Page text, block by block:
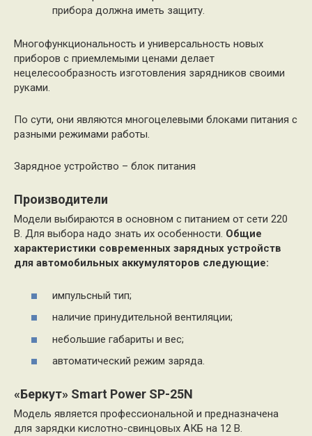
прибора должна иметь защиту.
Многофункциональность и универсальность новых
приборов с приемлемыми ценами делает
нецелесообразность изготовления зарядников своими
руками.
По сути, они являются многоцелевыми блоками питания с
разными режимами работы.
Зарядное устройство – блок питания
Производители
Модели выбираются в основном с питанием от сети 220
В. Для выбора надо знать их особенности. Общие
характеристики современных зарядных устройств
для автомобильных аккумуляторов следующие:
импульсный тип;
наличие принудительной вентиляции;
небольшие габариты и вес;
автоматический режим заряда.
«Беркут» Smart Power SP-25N
Модель является профессиональной и предназначена
для зарядки кислотно-свинцовых АКБ на 12 В.